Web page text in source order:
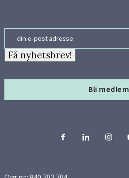
Bli medlem
Få nyhetsbrev!